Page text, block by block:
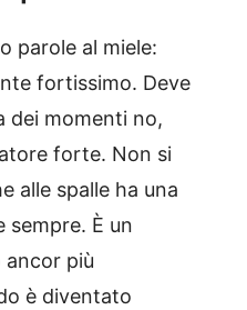
parole al miele:
fortissimo. Deve
dei momenti no,
forte. Non si
alle spalle ha una
sempre. È un
ancor più
è diventato